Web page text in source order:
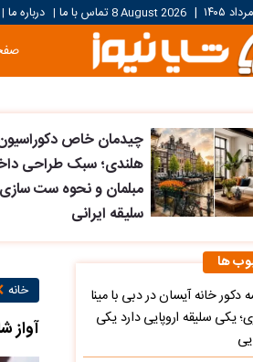
|
8 August 2026تماس با ما | درباره ما |
چیدمان خاص
هلندی؛ سبک طراحی
مبلمان و نحوه ست سازی
سلیقه ایرانی
خانه
آواز
ها
دکور خانه آیسان در دبی با مینا
یکی سلیقه اروپایی دارد یکی